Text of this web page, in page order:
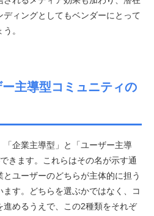
ィングとしてもベンダーにとって
。
主導型コミュニティの
企業主導型」と「ユーザー主導
きます。これらはその名が示す通
ユーザーのどちらが主体的に担う
す。どちらを選ぶかではなく、コ
進めるうえで、この2種類をそれぞ